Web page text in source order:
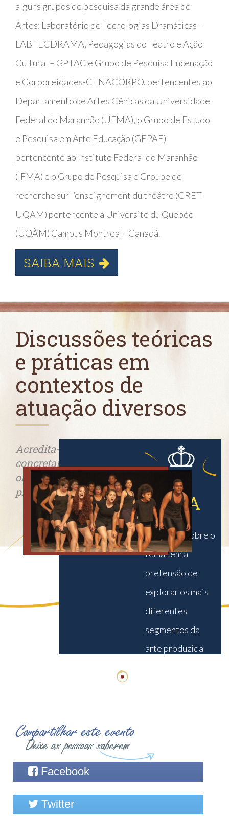
alguns grupos de pesquisa da grande área de
Artes: Laboratório de Tecnologias Dramáticas –
LABTECDRAMA, Pedagogias do Teatro e Ação
Cultural – GPTAC e Grupo de Pesquisa Encenação
e Corporeidades-CENACORPO, pertencentes ao
Departamento de Artes Cênicas da Universidade
Federal do Maranhão (UFMA), o Grupo de Estudo
e Pesquisa em Arte Educação (GEPAE)
pertencente ao Instituto Federal do Maranhão
(IFMA) e o Grupo de Pesquisa e Groupe de
recherche sur l’enseignement du théâtre (GRET-
UQAM) pertencente a Universite du Quebéc
(UQÀM) Campus Montreal - Canadá.
SAIBA MAIS
Discussões teóricas
e práticas em
contextos de
atuação diversos
Acredita-se que o evento contribua
concretamente na construção de outros
olhares e análises críticas em um espaço
propício para tal.
TEMA
O recorte sobre o
tema tem a
pretensão de
explorar os mais
diferentes
segmentos da
arte produzida
repensar a
formação do arte-
Facebook
Twitter